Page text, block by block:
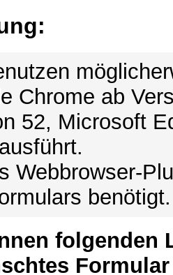
Chrome ab
52, Microsoft
Webbrowser-
benötigt.
folgenden